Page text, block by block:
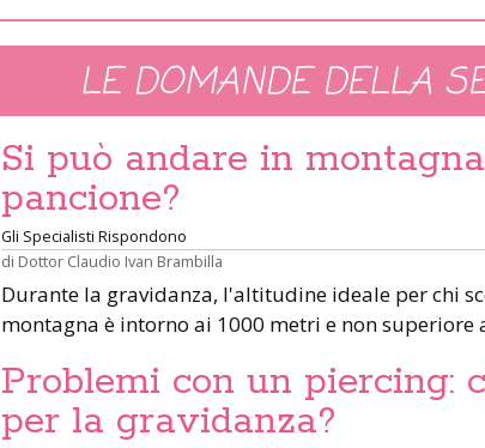
LE DOMANDE DELLA
Si può andare in
pancione?
Gli Specialisti Rispondono
di Dottor Claudio Ivan Brambilla
Durante la gravidanza, l'altitudine ideale per chi
montagna è intorno ai 1000 metri e non superiore
Problemi con un piercing:
per la gravidanza?